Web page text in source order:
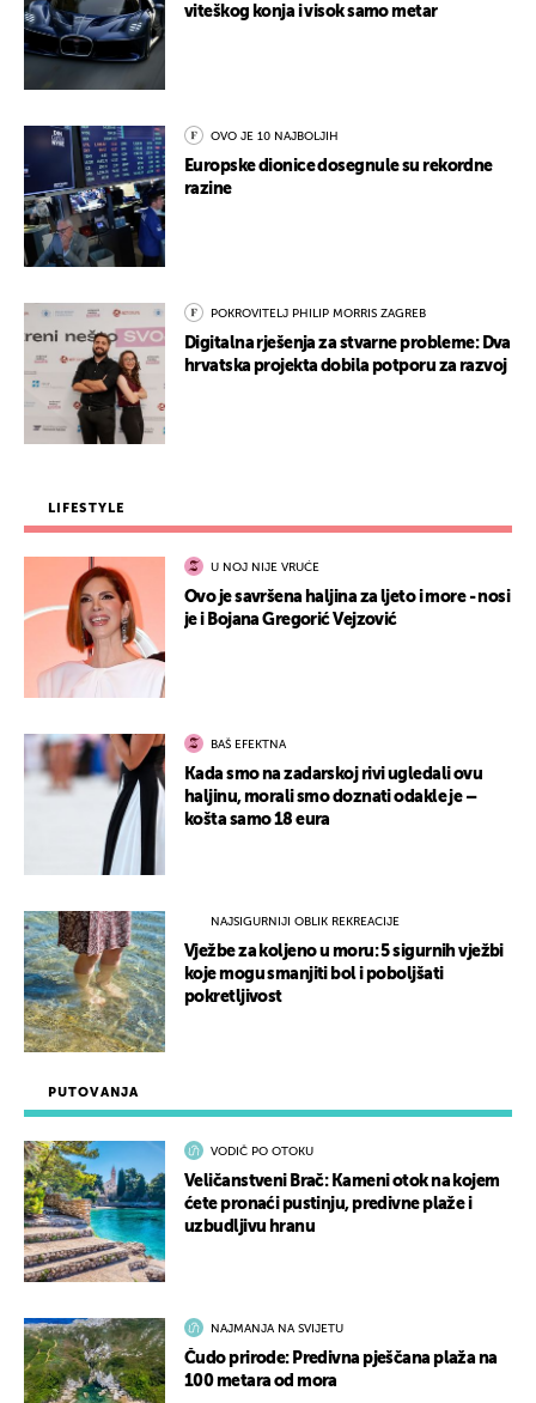
PUTOVANJA
VODIČ PO OTOKU
Veličanstveni Brač: Kameni otok na kojem
ćete pronaći pustinju, predivne plaže i
uzbudljivu hranu
NAJMANJA NA SVIJETU
Čudo prirode: Predivna pješčana plaža na
100 metara od mora
viteškog konja i visok samo metar
OVO JE 10 NAJBOLJIH
Europske dionice dosegnule su rekordne
razine
POKROVITELJ PHILIP MORRIS ZAGREB
Digitalna rješenja za stvarne probleme: Dva
hrvatska projekta dobila potporu za razvoj
LIFESTYLE
U NOJ NIJE VRUĆE
Ovo je savršena haljina za ljeto i more - nosi
je i Bojana Gregorić Vejzović
BAŠ EFEKTNA
Kada smo na zadarskoj rivi ugledali ovu
haljinu, morali smo doznati odakle je –
košta samo 18 eura
NAJSIGURNIJI OBLIK REKREACIJE
Vježbe za koljeno u moru: 5 sigurnih vježbi
koje mogu smanjiti bol i poboljšati
pokretljivost